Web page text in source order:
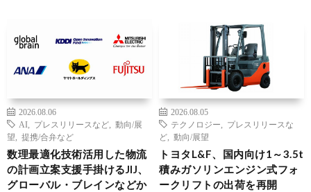
2026.08.06
AI
プレスリリースなど
動向/展
望
提携/合弁など
数理最適化技術活用した物流
の計画立案支援手掛けるJIJ、
グローバル・ブレインなどか
2026.08.05
テクノロジー
プレスリリースな
ど
動向/展望
トヨタL&F、国内向け1～3.5t
積みガソリンエンジン式フォ
ークリフトの出荷を再開